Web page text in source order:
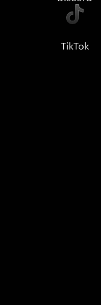
TikTok